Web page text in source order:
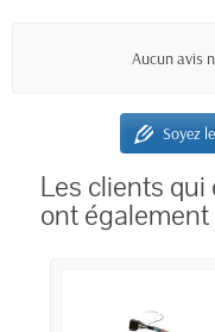
Aucun avis
Soyez
Les clients
ont également